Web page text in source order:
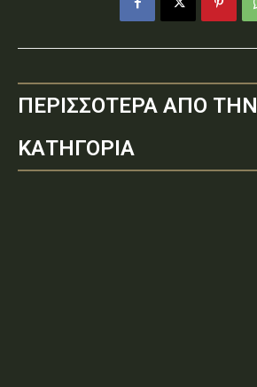
ΠΕΡΙΣΣΟΤΕΡΑ ΑΠΟ ΤΗΝ
ΚΑΤΗΓΟΡΙΑ